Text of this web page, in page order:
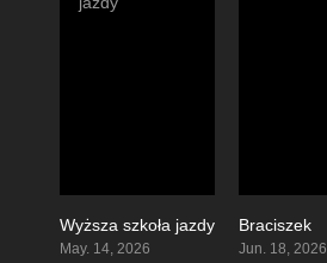
5.3
Wyższa szkoła jazdy
May. 14, 2026
Braciszek
Jun. 18, 2026